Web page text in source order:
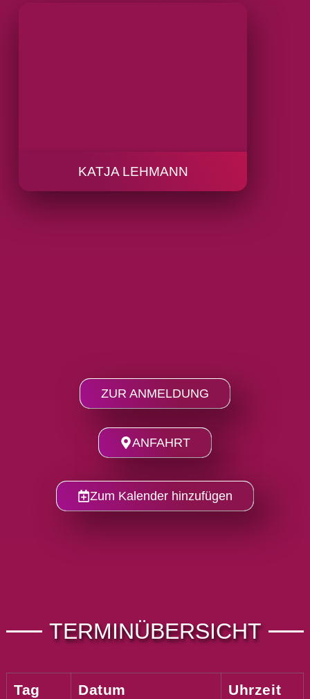
KATJA LEHMANN
ZUR ANMELDUNG
ANFAHRT
Zum Kalender hinzufügen
TERMINÜBERSICHT
Tag Datum Uhrzeit